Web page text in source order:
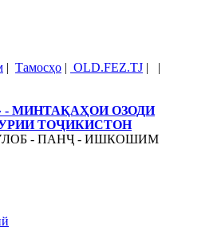
| Тамосҳо | OLD.FEZ.TJ | |
- МИНТАҚАҲОИ ОЗОДИ
ТОҶИКИСТОН
- ПАНҶ - ИШКОШИМ